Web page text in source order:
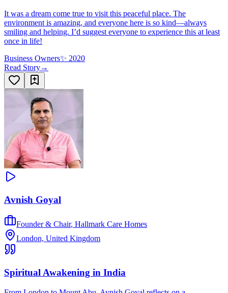
It was a dream come true to visit this peaceful place. The
environment is amazing, and everyone here is so kind—always
smiling and helping. I’d suggest everyone to experience this at least
once in life!
Business Owners✨ 2020
Read Story→
Avnish Goyal
Founder & Chair, Hallmark Care Homes
London, United Kingdom
Spiritual Awakening in India